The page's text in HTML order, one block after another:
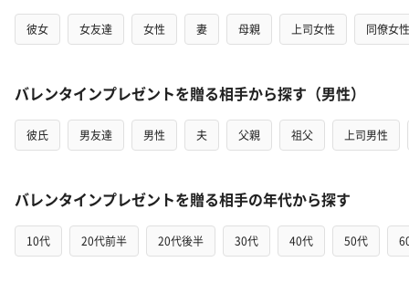
彼女 女友達 女性 妻 母親 上司女性 同僚女性
バレンタインプレゼントを贈る相手から探す（男性）
彼氏 男友達 男性 夫 父親 祖父 上司男性
バレンタインプレゼントを贈る相手の年代から探す
10代 20代前半 20代後半 30代 40代 50代